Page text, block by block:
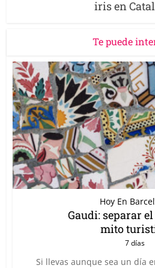
iris en
Te puede
Hoy En
Gaudi: separar
mito
7 días
Si llevas aunque sea un día